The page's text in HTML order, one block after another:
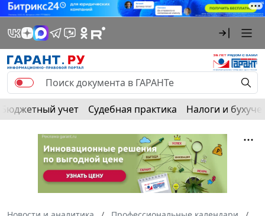
Бюджетный учет Судебная практика Налоги и